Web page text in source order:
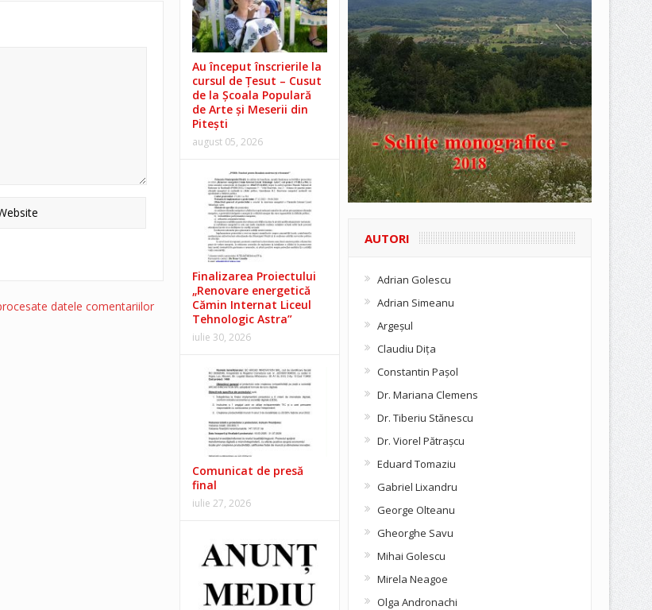
datele comentariilor
Au început înscrierile la
cursul de Țesut – Cusut
de la Școala Populară
de Arte și Meserii din
Pitești
august 05, 2026
Finalizarea Proiectului
„Renovare energetică
Cămin Internat Liceul
Tehnologic Astra”
iulie 30, 2026
Comunicat de presă
final
iulie 27, 2026
AUTORI
Adrian Golescu
Adrian Simeanu
Argeşul
Claudiu Diţa
Constantin Pașol
Dr. Mariana Clemens
Dr. Tiberiu Stănescu
Dr. Viorel Pătraşcu
Eduard Tomaziu
Gabriel Lixandru
George Olteanu
Gheorghe Savu
Mihai Golescu
Mirela Neagoe
Olga Andronachi